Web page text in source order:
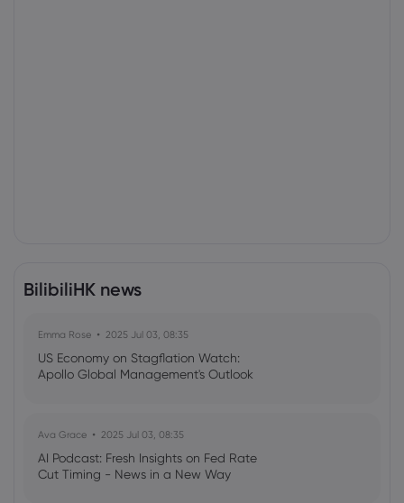
BilibiliHK news
Emma Rose 2025 Jul 03, 08:35
US Economy on Stagflation Watch:
Apollo Global Management's Outlook
Ava Grace 2025 Jul 03, 08:35
AI Podcast: Fresh Insights on Fed Rate
Cut Timing - News in a New Way